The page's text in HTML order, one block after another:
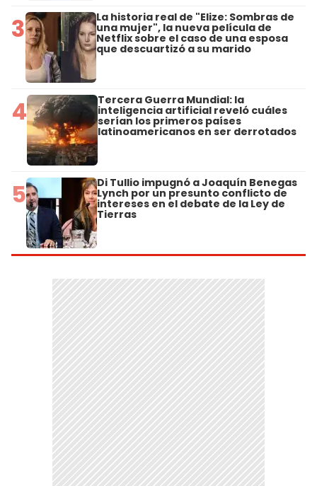
3 La historia real de "Elize: Sombras de
una mujer", la nueva película de
Netflix sobre el caso de una esposa
que descuartizó a su marido
4 Tercera Guerra Mundial: la
inteligencia artificial reveló cuáles
serían los primeros países
latinoamericanos en ser derrotados
5 Di Tullio impugnó a Joaquín Benegas
Lynch por un presunto conflicto de
intereses en el debate de la Ley de
Tierras